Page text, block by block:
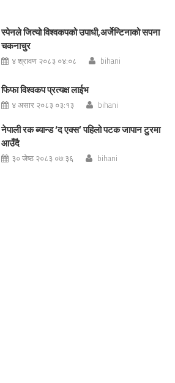
स्पेनले जित्यो विश्वकपको उपाधी,अर्जेन्टिनाको सपना
चकनाचुर
४ श्रावण २०८३ ०४:०८ bihani
फिफा विश्वकप प्रत्यक्ष लाईभ
४ असार २०८३ ०३:१३ bihani
नेपाली रक ब्यान्ड ‘द एक्स’ पहिलो पटक जापान टुरमा
आउँदै
३० जेष्ठ २०८३ ०७:३६ bihani